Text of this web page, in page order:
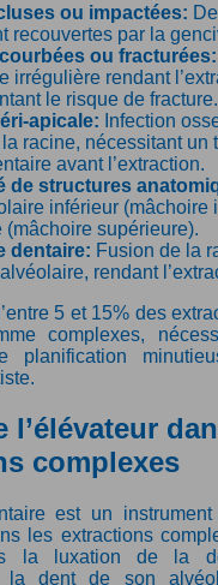
ou impactées:
recouvertes par la
ou fracturées:
irrégulière rendant
le risque de fracture.
apicale: Infection
la racine, nécessitant un
avant l’extraction.
de structures
inférieur (mâchoire
(mâchoire supérieure).
dentaire: Fusion de la
rendant
5 et 15% des
complexes,
planification
l’élévateur
complexes
est un
les extractions
la luxation de la
la dent de son